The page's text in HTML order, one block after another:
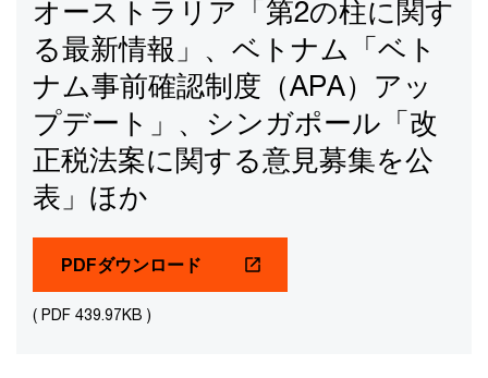
オーストラリア「第2の柱に関す
る最新情報」、ベトナム「ベト
ナム事前確認制度（APA）アッ
プデート」、シンガポール「改
正税法案に関する意見募集を公
表」ほか
PDFダウンロード
( PDF 439.97KB )